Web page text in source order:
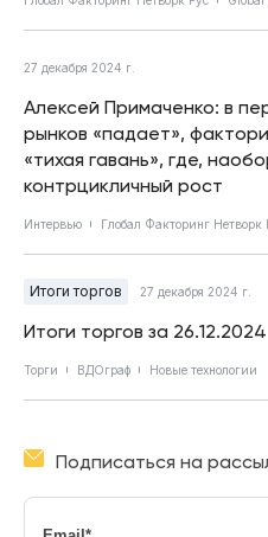
27 декабря 2024 г.
Алексей Примаченко: в
рынков «падает»,
«тихая гавань», где,
контрцикличный рост
Интервью Глобал Факторинг Нетворк
Итоги торгов 27 декабря 2024 г.
Итоги торгов за 26.12.2024
Торги ВДОграф Новые технологии
Подписаться на